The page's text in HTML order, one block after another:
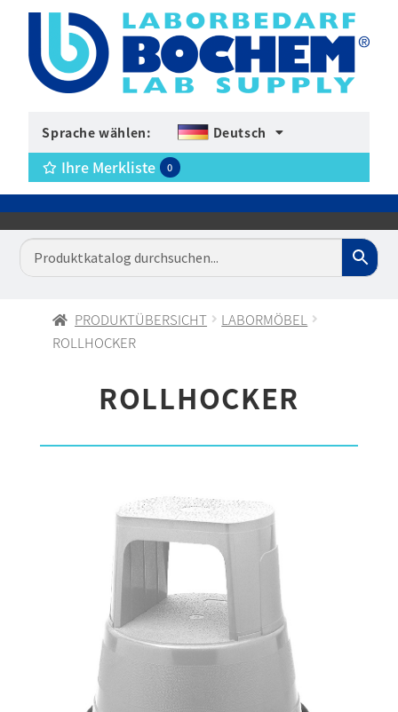
Sprache wählen: Deutsch
Ihre Merkliste 0
PRODUKTÜBERSICHT
LABORMÖBEL
ROLLHOCKER
ROLLHOCKER